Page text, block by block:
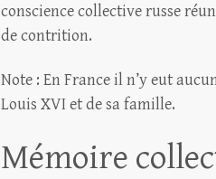
conscience collective russe
de contrition.
Note : En France il n’y eut
Louis XVI et de sa famille.
Mémoire